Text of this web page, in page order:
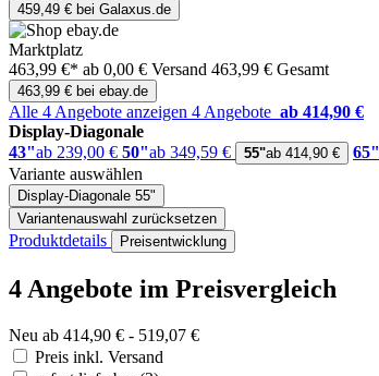
459,49 € bei Galaxus.de
Marktplatz
463,99 €* ab 0,00 € Versand 463,99 € Gesamt
463,99 € bei ebay.de
Alle 4 Angebote anzeigen 4 Angebote ab 414,90 €
Display-Diagonale
43"ab 239,00 € 50"ab 349,59 € 55"ab 414,90 € 65"
Variante auswählen
Display-Diagonale 55"
Variantenauswahl zurücksetzen
Produktdetails Preisentwicklung
4 Angebote im Preisvergleich
Neu ab 414,90 € - 519,07 €
Preis inkl. Versand